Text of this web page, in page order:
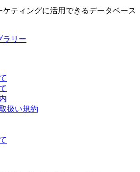
ティングに活用できるデータベース
扱い規約